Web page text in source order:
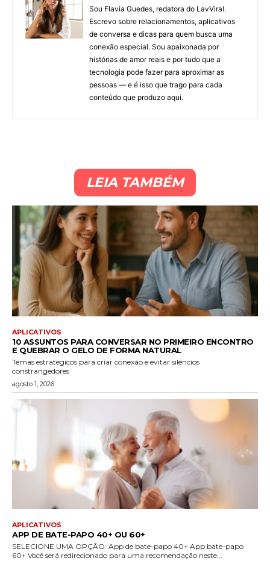
Sou Flavia Guedes, redatora do LavViral.
Escrevo sobre relacionamentos, aplicativos
de conversa e dicas para quem busca uma
conexão especial. Sou apaixonada por
histórias de amor reais e por tudo que a
tecnologia pode fazer para aproximar as
pessoas — e é isso que trago para cada
conteúdo que produzo aqui.
LEIA TAMBÉM
APLICATIVOS
10 ASSUNTOS PARA CONVERSAR NO PRIMEIRO ENCONTRO
E QUEBRAR O GELO DE FORMA NATURAL
Temas estratégicos para criar conexão e evitar silêncios
constrangedores
agosto 1, 2026
APLICATIVOS
APP DE BATE-PAPO 40+ OU 60+
SELECIONE UMA OPÇÃO: App de bate-papo 40+ App bate-papo
60+ Você será redirecionado para uma recomendação neste...